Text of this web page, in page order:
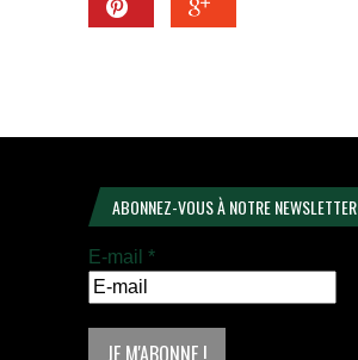
ABONNEZ-VOUS À NOTRE NEWSLETTER
E-mail *